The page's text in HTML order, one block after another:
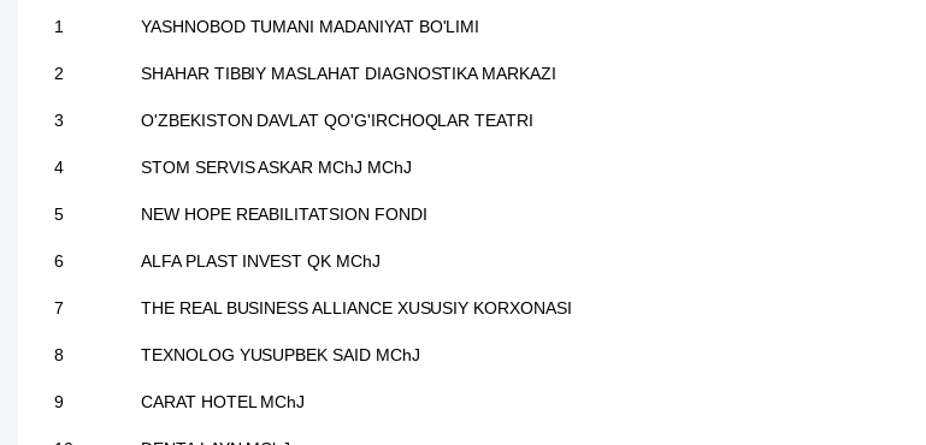
1 YASHNOBOD TUMANI MADANIYAT BO'LIMI
2 SHAHAR TIBBIY MASLAHAT DIAGNOSTIKA MARKAZI
3 O'ZBEKISTON DAVLAT QO'G'IRCHOQLAR TEATRI
4 STOM SERVIS ASKAR MChJ MChJ
5 NEW HOPE REABILITATSION FONDI
6 ALFA PLAST INVEST QK MChJ
7 THE REAL BUSINESS ALLIANCE XUSUSIY KORXONASI
8 TEXNOLOG YUSUPBEK SAID MChJ
9 CARAT HOTEL MChJ